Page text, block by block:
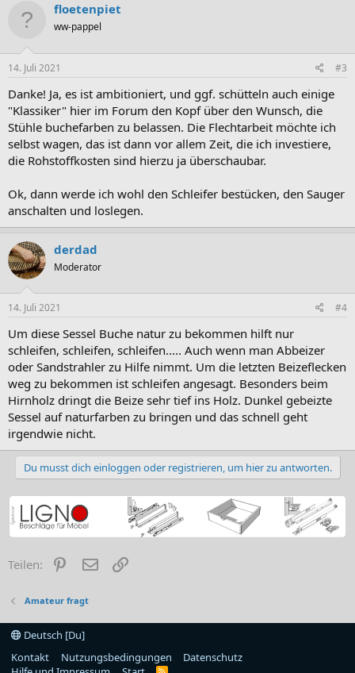
t
n
e
:
floetenpiet
ww-pappel
14. Juli 2021 #3
Danke! Ja, es ist ambitioniert, und ggf. schütteln auch einige
"Klassiker" hier im Forum den Kopf über den Wunsch, die
Stühle buchefarben zu belassen. Die Flechtarbeit möchte ich
selbst wagen, das ist dann vor allem Zeit, die ich investiere,
die Rohstoffkosten sind hierzu ja überschaubar.
Ok, dann werde ich wohl den Schleifer bestücken, den Sauger
anschalten und loslegen.
derdad
Moderator
14. Juli 2021 #4
Um diese Sessel Buche natur zu bekommen hilft nur
schleifen, schleifen, schleifen..... Auch wenn man Abbeizer
oder Sandstrahler zu Hilfe nimmt. Um die letzten Beizeflecken
weg zu bekommen ist schleifen angesagt. Besonders beim
Hirnholz dringt die Beize sehr tief ins Holz. Dunkel gebeizte
Sessel auf naturfarben zu bringen und das schnell geht
irgendwie nicht.
Du musst dich einloggen oder registrieren, um hier zu antworten.
Teilen: PinterestE-Mail
Amateur fragt
Deutsch [Du]
Kontakt
Nutzungsbedingungen
Datenschutz
R